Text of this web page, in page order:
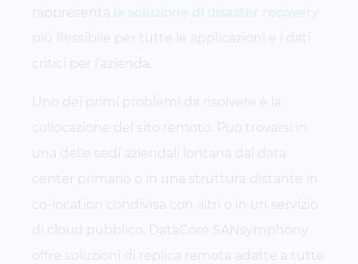
rappresenta
la soluzione di disaster recovery
più flessibile per tutte le applicazioni e i dati
critici per l’azienda.
Uno dei primi problemi da risolvere è la
collocazione del sito remoto. Può trovarsi in
una delle sedi aziendali lontana dal data
center primario o in una struttura distante in
co-location condivisa con altri o in un servizio
di cloud pubblico. DataCore SANsymphony
offre soluzioni di replica remota adatte a tutte